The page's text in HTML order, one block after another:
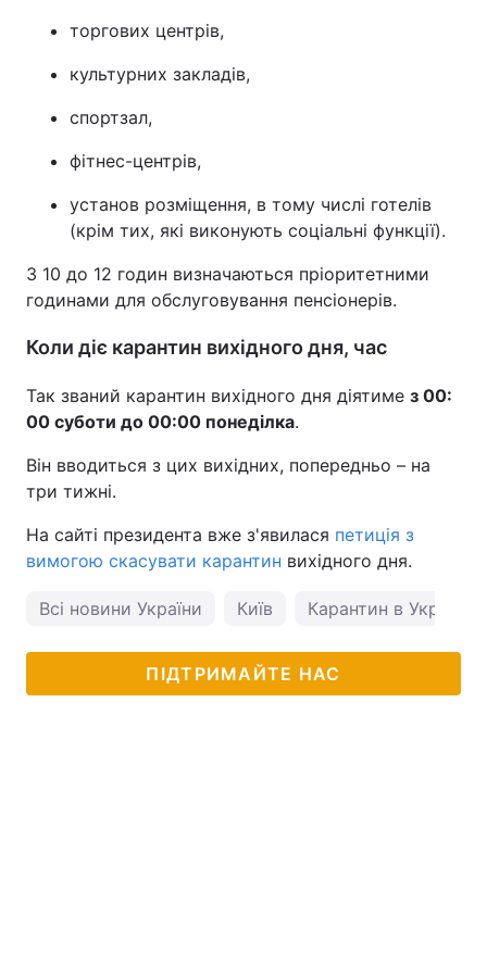
торгових центрів,
культурних закладів,
спортзал,
фітнес-центрів,
установ розміщення, в тому числі готелів
(крім тих, які виконують соціальні функції).
З 10 до 12 годин визначаються пріоритетними
годинами для обслуговування пенсіонерів.
Коли діє карантин вихідного дня, час
Так званий карантин вихідного дня діятиме з 00:
00 суботи до 00:00 понеділка.
Він вводиться з цих вихідних, попередньо – на
три тижні.
На сайті президента вже з'явилася петиція з
вимогою скасувати карантин вихідного дня.
Всі новини України Київ Карантин в Україні
ПІДТРИМАЙТЕ НАС